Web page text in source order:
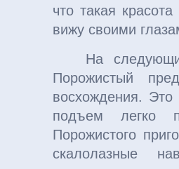
что такая
вижу своими
На
Порожистый
восхождения. Это
подъем легко
Порожистого
скалолазные